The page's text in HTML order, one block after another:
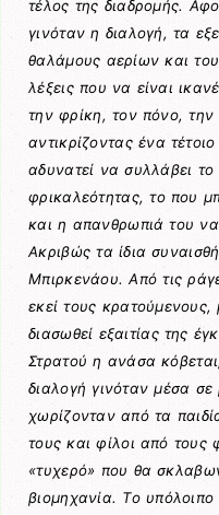
τέλος της διαδρομής.
γινόταν η διαλογή, τα
θαλάμους αερίων και
λέξεις που να είναι
την φρίκη, τον πόνο, την
αντικρίζοντας ένα
αδυνατεί να συλλάβει
φρικαλεότητας, το που
και η απανθρωπιά του
Ακριβώς τα ίδια
Μπιρκενάου. Από τις
εκεί τους κρατούμενους,
διασωθεί εξαιτίας της
Στρατού η ανάσα
διαλογή γινόταν μέσα
χωρίζονταν από τα
τους και φίλοι από τους
«τυχερό» που θα
βιομηχανία. Το